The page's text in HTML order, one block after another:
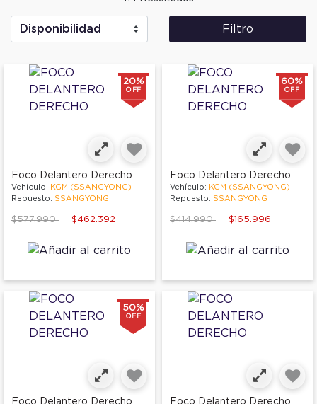
Filtro
20%
OFF
Foco Delantero Derecho
Vehículo: KGM (SSANGYONG)
Repuesto: SSANGYONG
Price reduced from
$577.990to $462.392
60%
OFF
Foco Delantero Derecho
Vehículo: KGM (SSANGYONG)
Repuesto: SSANGYONG
Price reduced from
$414.990to $165.996
50%
OFF
Foco Delantero Derecho Foco Delantero Derecho